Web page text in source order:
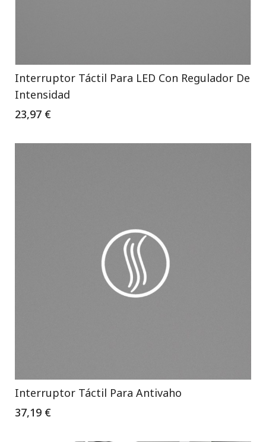
Interruptor Táctil Para LED Con Regulador De
Intensidad
23,97 €
Interruptor Táctil Para Antivaho
37,19 €